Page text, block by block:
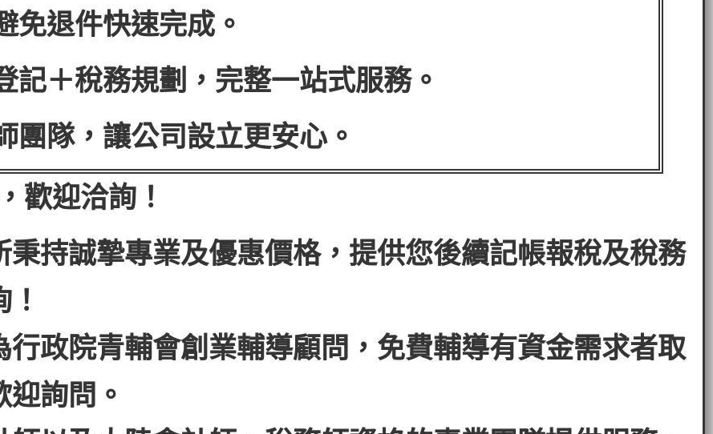
免退件快速完成。
記＋稅務規劃，完整一站式服務。
團隊，讓公司設立更安心。
歡迎洽詢！
持誠摯專業及優惠價格，提供您後續記帳報稅及稅務
政院青輔會創業輔導顧問，免費輔導有資金需求者取
迎詢問。